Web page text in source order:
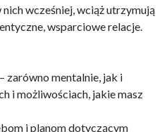
wcześniej, wciąż utrzymują
wsparciowe relacje.
zarówno mentalnie, jak i
i możliwościach, jakie masz
i planom dotyczącym